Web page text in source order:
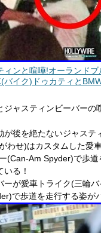
ィンと喧嘩!オーランド
イク)ドゥカティと
ジャスティンビーバーの
後を絶たないジャステ
わせ)はカスタムした愛
(Can-Am Spyder)で歩
る！
が愛車トライク(三輪
で歩道を走行する姿が